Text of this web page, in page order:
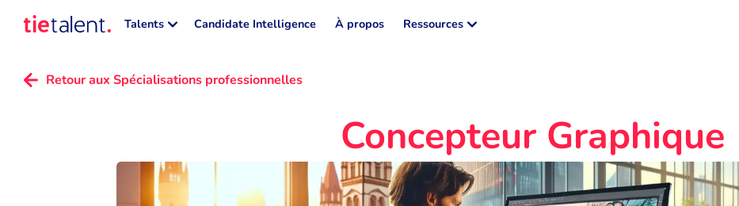
Talents Candidate Intelligence À propos Ressources
Retour aux Spécialisations professionnelles
Concepteur Graphique